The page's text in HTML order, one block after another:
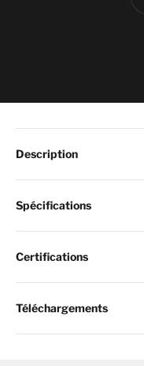
Description
Spécifications
Certifications
Téléchargements